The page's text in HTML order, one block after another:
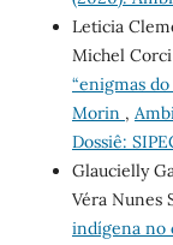
Leticia
Michel
“enigmas
Morin ,
Dossiê:
Glaucielly
Véra Nunes
indígena no